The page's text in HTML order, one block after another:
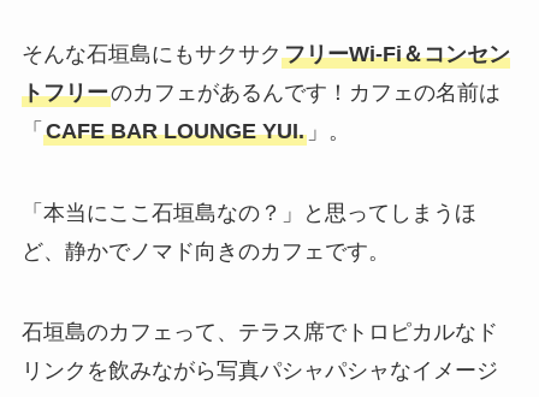
そんな石垣島にもサクサク フリーWi-Fi＆コンセン
トフリーのカフェがあるんです！カフェの名前は
「 CAFE BAR LOUNGE YUI.」。
「本当にここ石垣島なの？」と思ってしまうほ
ど、静かでノマド向きのカフェです。
石垣島のカフェって、テラス席でトロピカルなド
リンクを飲みながら写真パシャパシャなイメージ